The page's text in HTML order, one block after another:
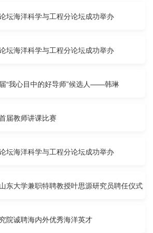
坛海洋科学与工程分论坛成功举办
坛海洋科学与工程分论坛成功举办
“我心目中的好导师”候选人——韩琳
届教师讲课比赛
坛海洋科学与工程分论坛成功举办
东大学兼职特聘教授叶思源研究员聘任仪式
院诚聘海内外优秀海洋英才